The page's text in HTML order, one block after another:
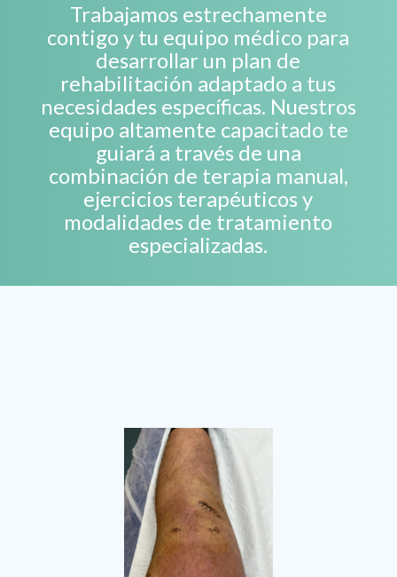
Trabajamos estrechamente
contigo y tu equipo médico para
desarrollar un plan de
rehabilitación adaptado a tus
necesidades específicas. Nuestros
equipo altamente capacitado te
guiará a través de una
combinación de terapia manual,
ejercicios terapéuticos y
modalidades de tratamiento
especializadas.